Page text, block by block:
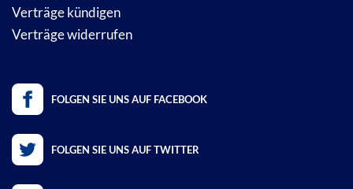
Verträge kündigen
Verträge widerrufen
FOLGEN SIE UNS AUF FACEBOOK
FOLGEN SIE UNS AUF TWITTER